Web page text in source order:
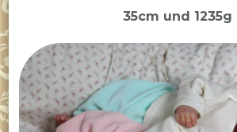
35cm und 1235g